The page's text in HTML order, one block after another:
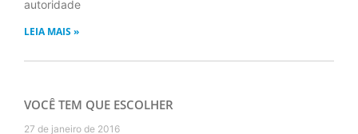
autoridade
LEIA MAIS »
VOCÊ TEM QUE ESCOLHER
27 de janeiro de 2016